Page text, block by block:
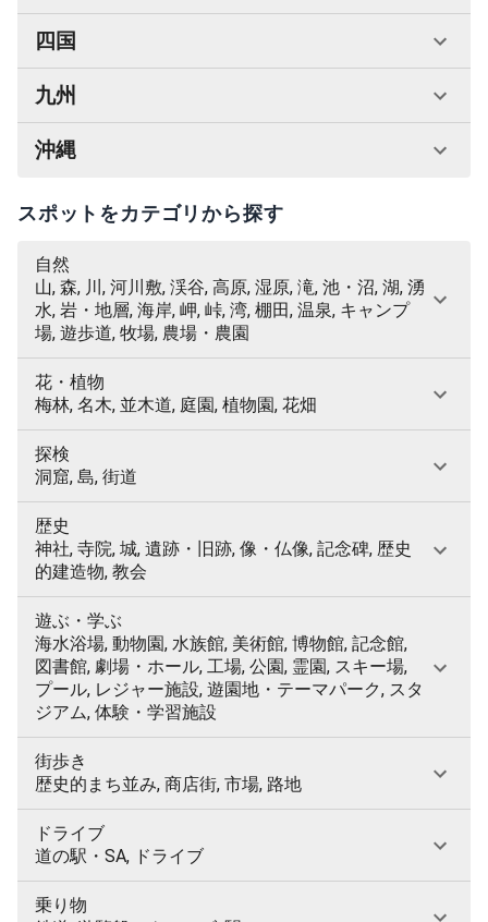
四国
九州
沖縄
スポットをカテゴリから探す
自然
山, 森, 川, 河川敷, 渓谷, 高原, 湿原, 滝, 池・沼, 湖, 湧
水, 岩・地層, 海岸, 岬, 峠, 湾, 棚田, 温泉, キャンプ
場, 遊歩道, 牧場, 農場・農園
花・植物
梅林, 名木, 並木道, 庭園, 植物園, 花畑
探検
洞窟, 島, 街道
歴史
神社, 寺院, 城, 遺跡・旧跡, 像・仏像, 記念碑, 歴史
的建造物, 教会
遊ぶ・学ぶ
海水浴場, 動物園, 水族館, 美術館, 博物館, 記念館,
図書館, 劇場・ホール, 工場, 公園, 霊園, スキー場,
プール, レジャー施設, 遊園地・テーマパーク, スタ
ジアム, 体験・学習施設
街歩き
歴史的まち並み, 商店街, 市場, 路地
ドライブ
道の駅・SA, ドライブ
乗り物